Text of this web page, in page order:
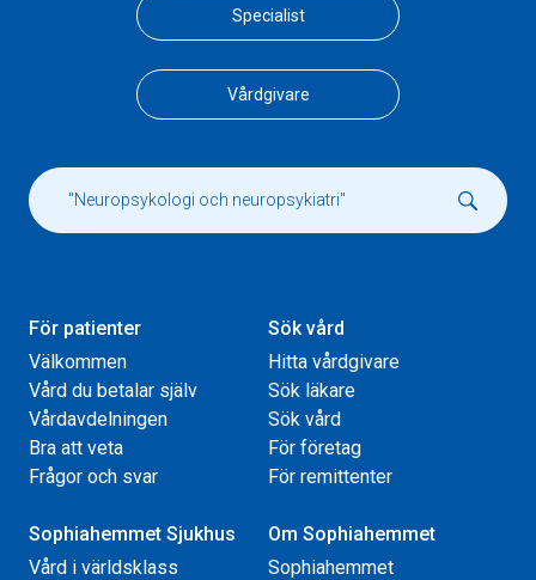
Specialist
Vårdgivare
För patienter
Välkommen
Vård du betalar själv
Vårdavdelningen
Bra att veta
Frågor och svar
Sök vård
Hitta vårdgivare
Sök läkare
Sök vård
För företag
För remittenter
Sophiahemmet Sjukhus
Vård i världsklass
Om Sophiahemmet
Sophiahemmet